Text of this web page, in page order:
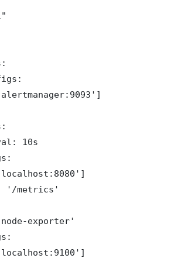
10s
'/metrics'
exporter'